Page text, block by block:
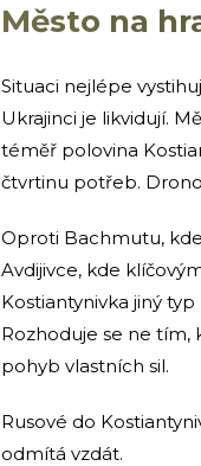
Město na
Situaci nejlépe
Ukrajinci je likvidují.
téměř polovina
čtvrtinu potřeb.
Oproti Bachmutu,
Avdijivce, kde
Kostiantynivka jiný
Rozhoduje se ne tím,
pohyb vlastních sil.
Rusové do
odmítá vzdát.